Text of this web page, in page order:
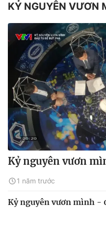
KỶ NGUYÊN VƯƠN
Kỷ nguyên vươn
1 năm trước
Kỷ nguyên vươn mình -